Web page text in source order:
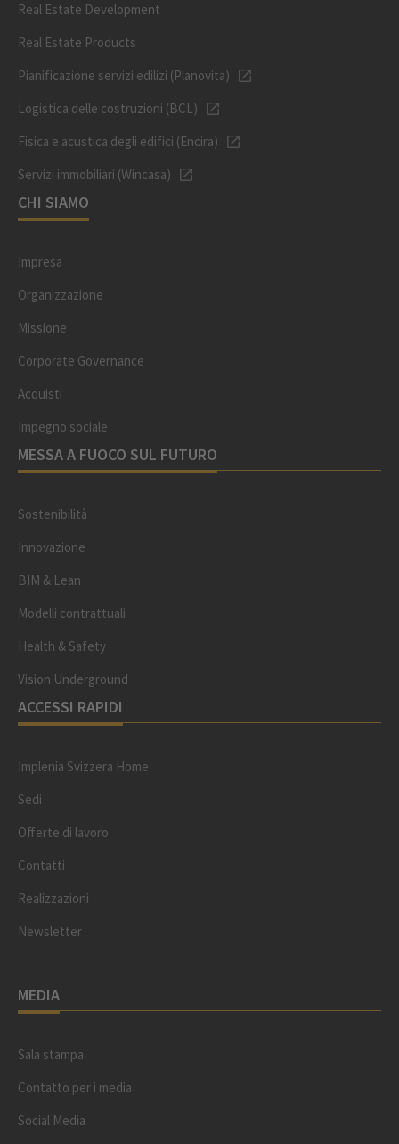
Real Estate Development
Real Estate Products
Pianificazione servizi edilizi (Planovita)
Logistica delle costruzioni (BCL)
Fisica e acustica degli edifici (Encira)
Servizi immobiliari (Wincasa)
CHI SIAMO
Impresa
Organizzazione
Missione
Corporate Governance
Acquisti
Impegno sociale
MESSA A FUOCO SUL FUTURO
Sostenibilità
Innovazione
BIM & Lean
Modelli contrattuali
Health & Safety
Vision Underground
ACCESSI RAPIDI
Implenia Svizzera Home
Sedi
Offerte di lavoro
Contatti
Realizzazioni
Newsletter
MEDIA
Sala stampa
Contatto per i media
Social Media